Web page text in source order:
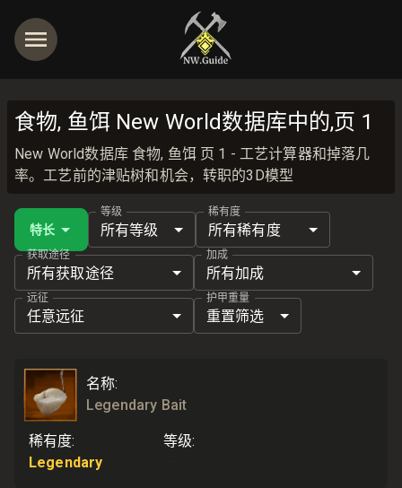
食物, 鱼饵 New World数据库中的,页 1
New World数据库 食物, 鱼饵 页 1 - 工艺计算器和掉落几
率。工艺前的津贴树和机会，转职的3D模型
特长
等级
所有等级
稀有度
所有稀有度
获取途径
所有获取途径
加成
所有加成
远征
任意远征
护甲重量
重置筛选
名称:
Legendary Bait
稀有度:
Legendary
等级: